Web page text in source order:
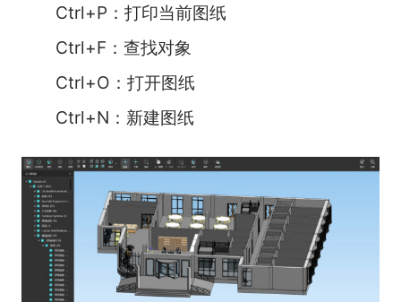
Ctrl+P：打印当前图纸
Ctrl+F：查找对象
Ctrl+O：打开图纸
Ctrl+N：新建图纸